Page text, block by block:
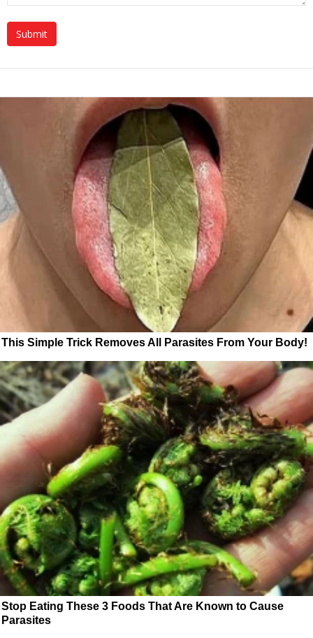
This Simple Trick Removes All Parasites From Your Body!
Stop Eating These 3 Foods That Are Known to Cause
Parasites